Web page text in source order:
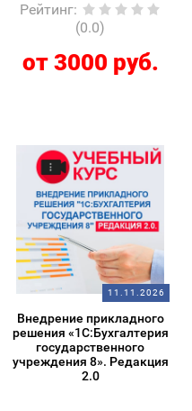
Рейтинг:
(0.0)
от 3000 руб.
11.11.2026
Внедрение прикладного
решения «1С:Бухгалтерия
государственного
учреждения 8». Редакция
2.0